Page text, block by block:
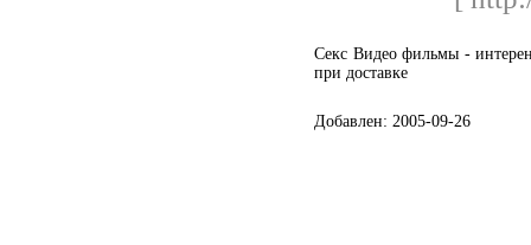
Секс Видео фильмы -
при доставке
Добавлен: 2005-09-26